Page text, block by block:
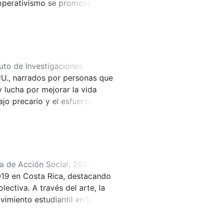
el video "Agua, tierra y
se promovió
escasa participación
El documento
de Investigaciones
narrados por personas que
lucha por mejorar la vida
precario y el esfuerzo por
por su valentía y
de Acción Social, 2021-10
Fallas, Alejandro;Leal,
Varela, Camilo;
en Costa Rica, destacando
A través del arte, la
estudiantil en la